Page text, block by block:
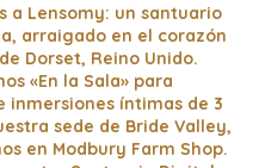
a Lensomy: un santuario
arraigado en el corazón
Dorset, Reino Unido.
«En la Sala» para
inmersiones íntimas de 3
sede de Bride Valley,
en Modbury Farm Shop.